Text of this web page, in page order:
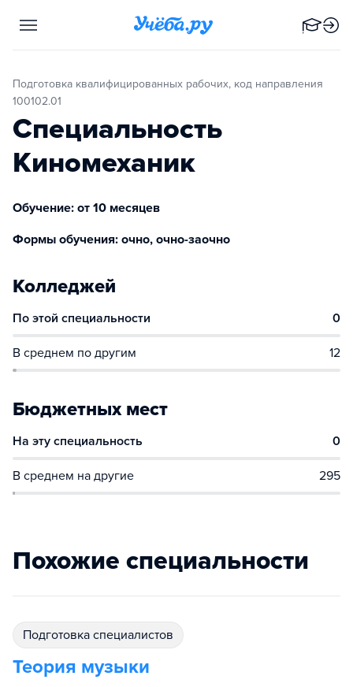
Подготовка квалифицированных рабочих, код направления
100102.01
Специальность
Киномеханик
Обучение: от 10 месяцев
Формы обучения: очно, очно-заочно
Колледжей
По этой специальности 0
В среднем по другим 12
Бюджетных мест
На эту специальность 0
В среднем на другие 295
Похожие специальности
подготовка специалистов
Теория музыки